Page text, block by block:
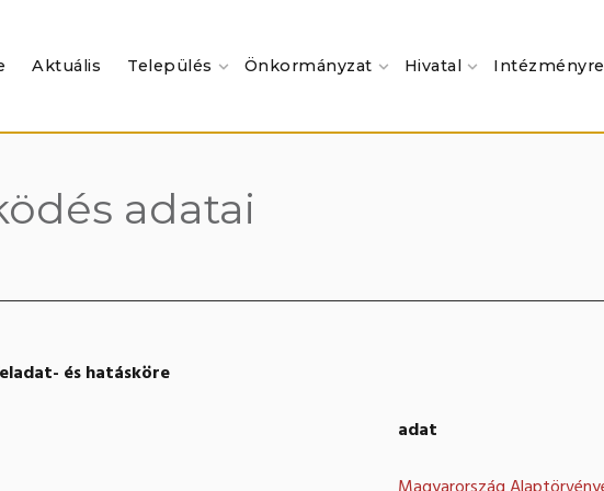
Aktuális Település Önkormányzat Hivatal
adatai
és hatásköre
adat